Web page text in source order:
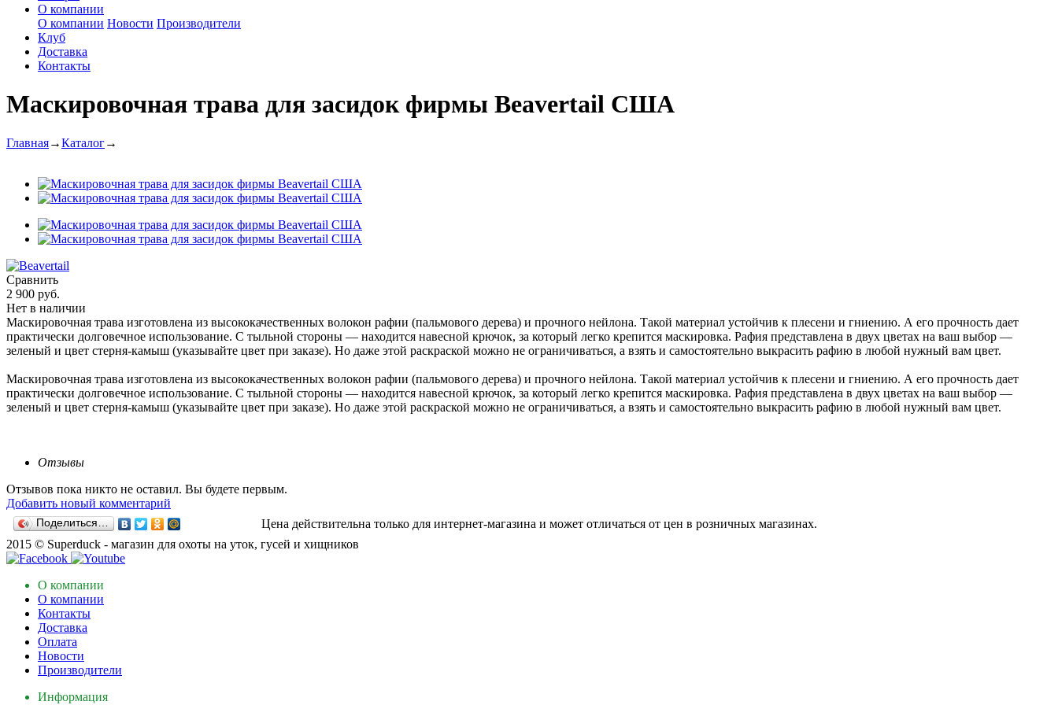
О компании
О компании Новости Производители
Клуб
Доставка
Контакты
Маскировочная трава для засидок фирмы Beavertail США
Главная→Каталог→
Сравнить
2 900 руб.
Нет в наличии
Маскировочная трава изготовлена из высококачественных волокон рафии (пальмового дерева) и прочного нейлона. Такой материал устойчив к плесени и гниению. А его прочность дает
практически долговечное использование. С тыльной стороны — находится навесной крючок, за который легко крепится маскировка. Рафия представлена в двух цветах на ваш выбор —
зеленый и цвет стерня-камыш (указывайте цвет при заказе). Но даже этой раскраской можно не ограничиваться, а взять и самостоятельно выкрасить рафию в любой нужный вам цвет.
Маскировочная трава изготовлена из высококачественных волокон рафии (пальмового дерева) и прочного нейлона. Такой материал устойчив к плесени и гниению. А его прочность дает
практически долговечное использование. С тыльной стороны — находится навесной крючок, за который легко крепится маскировка. Рафия представлена в двух цветах на ваш выбор —
зеленый и цвет стерня-камыш (указывайте цвет при заказе). Но даже этой раскраской можно не ограничиваться, а взять и самостоятельно выкрасить рафию в любой нужный вам цвет.
Отзывы
Отзывов пока никто не оставил. Вы будете первым.
Добавить новый комментарий
Поделиться…
Цена действительна только для интернет-магазина и может отличаться от цен в розничных магазинах.
2015 © Superduck - магазин для охоты на уток, гусей и хищников
О компании
О компании
Контакты
Доставка
Оплата
Новости
Производители
Информация